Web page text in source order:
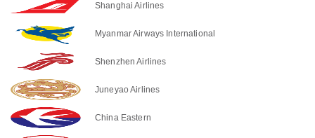
Shanghai Airlines
Myanmar Airways International
Shenzhen Airlines
Juneyao Airlines
China Eastern